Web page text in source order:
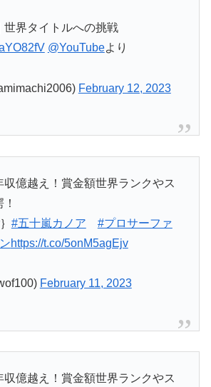
世界タイトルへの挑戦
@YouTubeより
February 12, 2023
収億越え！賞金額世界ランクやス
#五十嵐カノア
#プロサーファ
https://t.co/5onM5agEjv
February 11, 2023
収億越え！賞金額世界ランクやス